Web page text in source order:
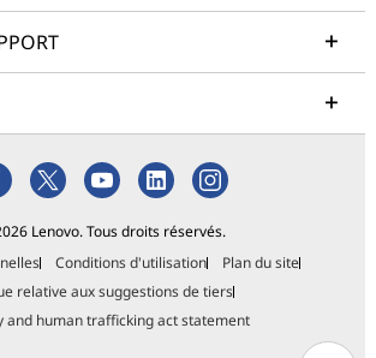
Lenovo. Tous droits réservés.
Conditions d'utilisation
Plan du site
relative aux suggestions de tiers
and human trafficking act statement